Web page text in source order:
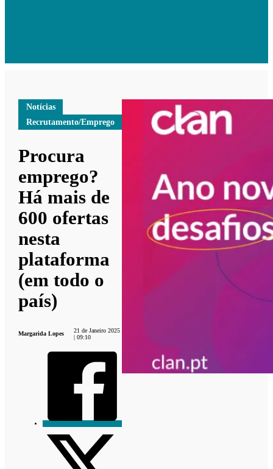
Notícias
Recrutamento/Emprego
Procura
emprego?
Há mais de
600 ofertas
nesta
plataforma
(em todo o
país)
Margarida Lopes
21 de Janeiro 2025
| 09:10